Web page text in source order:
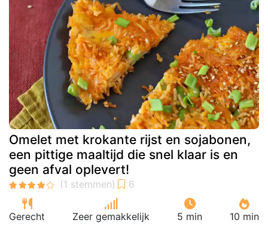
Omelet met krokante rijst en sojabonen,
een pittige maaltijd die snel klaar is en
geen afval oplevert!
Gerecht Zeer gemakkelijk 5 min 10 min